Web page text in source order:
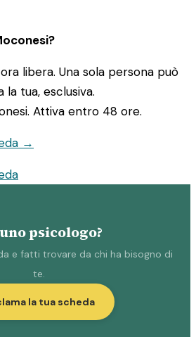
libera. Una sola persona può
tua, esclusiva.
Attiva entro 48 ore.
→
psicologo?
e fatti trovare da chi ha bisogno di
te.
la tua scheda